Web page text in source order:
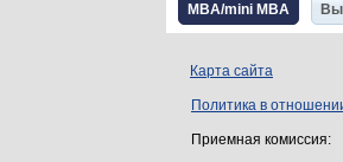
MBA/mini MBA
Карта сайта
Политика в
Приемная комиссия: